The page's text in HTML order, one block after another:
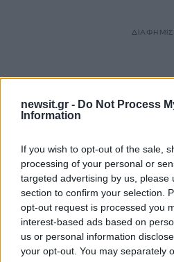
newsit.gr - Do Not Process
Information
If you wish to opt-out of the sale,
processing of your personal or
targeted advertising by us, please
section to confirm your selection.
opt-out request is processed you
interest-based ads based on
us or personal information
your opt-out. You may separately